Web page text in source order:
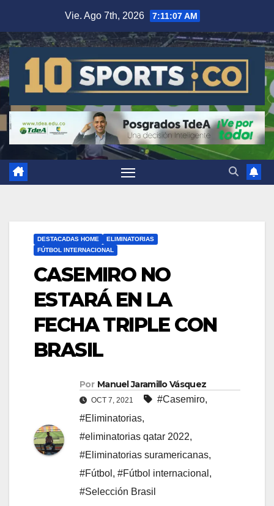
Vie. Ago 7th, 2026 7:11:08 AM
DESTACADAS HOME
ELIMINATORIAS
FÚTBOL INTERNACIONAL
CASEMIRO NO
ESTARÁ EN LA
FECHA TRIPLE CON
BRASIL
Por Manuel Jaramillo Vásquez
OCT 7, 2021 #Casemiro,
#Eliminatorias,
#eliminatorias qatar 2022,
#Eliminatorias suramericanas,
#Fútbol , #Fútbol internacional ,
#Selección Brasil